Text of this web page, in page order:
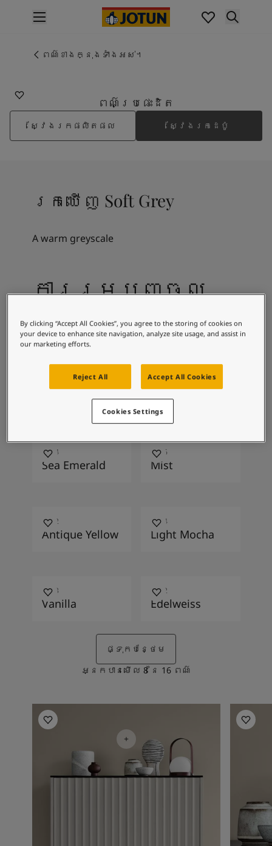
គំនូរខាងក្នុង
ផលិតផលផ្នែកខាងក្រៅ
ពណ៌
ពណ៌ថ្នាំលាបខាងក្នុង
ពណ៌ខាងក្នុងទាំងអស់។
Colour Tools
ការបំផុសគំនិតពីផ្នែកខាងក្នុងផ្ទះ
អត្ថបទ
ស្វែងរកដេប៉ូ
ឯកសារផលិតផល
តារាង​ទិន្នន័យ
Soulful Spaces - ជម្រើសពណ៌ចុងក្រោយបំផុតពី Jotun
ពណ៌ខាងក្នុងទាំងអស់។
ពណ៌ប្រផេះដិត
ស្វែងរកផលិតផល ស្វែងរកដេប៉ូ
រកឃើញ Soft Grey
A warm greyscale
ការរួមបញ្ចូល
ពណ៌ដែលបានណែនាំ
8199
Sugar Cane
8252
Green
Harmony
6084
Sea Emerald
1376
Mist
1392
Antique Yellow
2024
Light Mocha
1453
Vanilla
1622
Edelweiss
ផ្ទុកបន្ថែម
អ្នកបានមើល 8នៃ 16 ពណ៌
Living Room Inspiration Living
By clicking “Accept All Cookies”, you agree to the storing of cookies on
your device to enhance site navigation, analyze site usage, and assist in
our marketing efforts.
Reject All Accept All Cookies
Cookies Settings